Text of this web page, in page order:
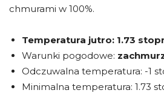
chmurami w 100%.
Temperatura jutro: 1.73
Warunki pogodowe:
Odczuwalna temperatura: -1
Minimalna temperatura: 1.73